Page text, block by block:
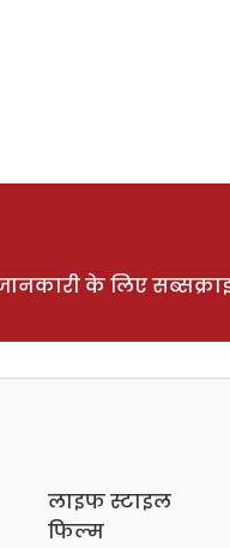
के लिए
लाइफ स्टाइल
फिल्म